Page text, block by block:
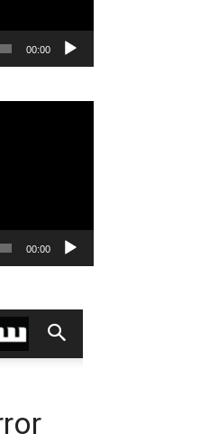
00:00
00:00